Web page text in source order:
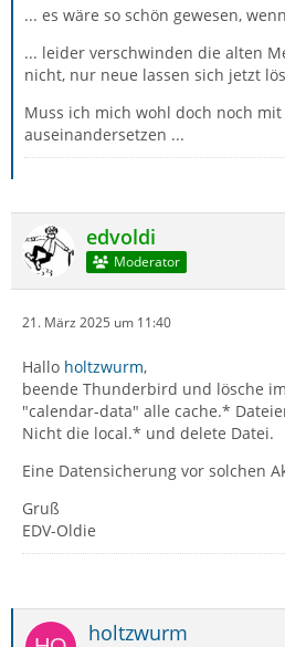
... es wäre so schön gewesen,
... leider verschwinden die alten
nicht, nur neue lassen sich jetzt
Muss ich mich wohl doch noch
auseinandersetzen ...
edvoldi
Moderator
21. März 2025 um 11:40
Hallo holtzwurm,
beende Thunderbird und lösche
"calendar-data" alle cache.*
Nicht die local.* und delete Datei.
Eine Datensicherung vor solchen
Gruß
EDV-Oldie
holtzwurm